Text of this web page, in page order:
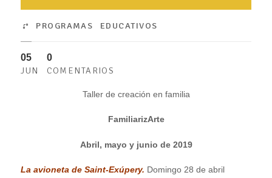
PROGRAMAS EDUCATIVOS
05
JUN
0
COMENTARIOS
Taller de creación en familia
FamiliarizArte
Abril, mayo y junio de 2019
La avioneta de Saint-Exúpery. Domingo 28 de abril